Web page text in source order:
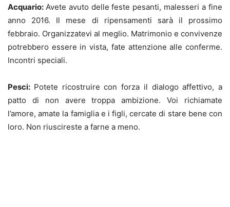
Acquario: Avete avuto delle feste pesanti, malesseri a fine
anno 2016. Il mese di ripensamenti sarà il prossimo
febbraio. Organizzatevi al meglio. Matrimonio e convivenze
potrebbero essere in vista, fate attenzione alle conferme.
Incontri speciali.
Pesci: Potete ricostruire con forza il dialogo affettivo, a
patto di non avere troppa ambizione. Voi richiamate
l’amore, amate la famiglia e i figli, cercate di stare bene con
loro. Non riuscireste a farne a meno.